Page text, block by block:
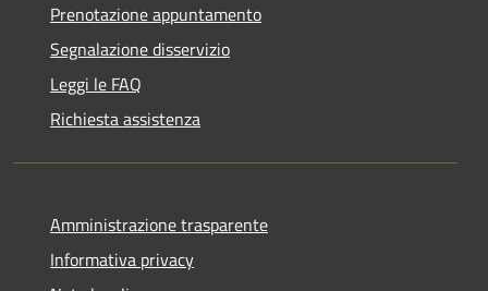
Prenotazione appuntamento
Segnalazione disservizio
Leggi le FAQ
Richiesta assistenza
Amministrazione trasparente
Informativa privacy